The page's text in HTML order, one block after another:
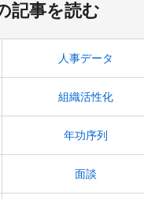
記事を読む
人事データ
組織活性化
年功序列
面談